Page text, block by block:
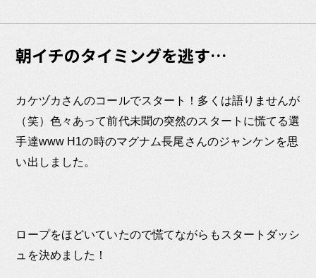
朝イチのタイミングを逃す…
カケヅカさんのコールでスタート！多くは語りませんが
（笑）色々あって前代未聞の突然のスタートに慌てる選
手達www H1の時のマグナム長尾さんのジャンケンを思
い出しました。
ロープをほどいていたので慌てながらもスタートダッシ
ュを決めました！